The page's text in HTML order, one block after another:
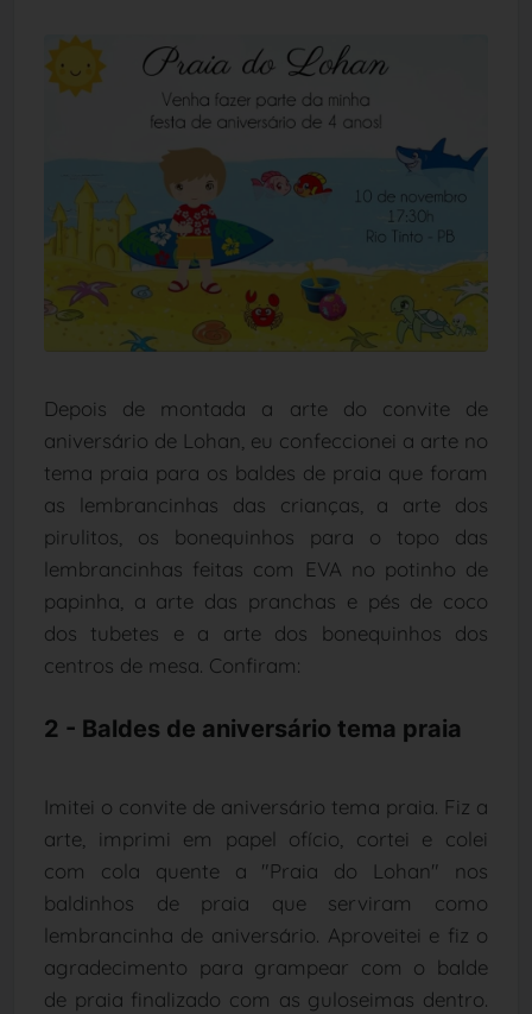
Depois de montada a arte do convite de
aniversário de Lohan, eu confeccionei a arte no
tema praia para os baldes de praia que foram
as lembrancinhas das crianças, a arte dos
pirulitos, os bonequinhos para o topo das
lembrancinhas feitas com EVA no potinho de
papinha, a arte das pranchas e pés de coco
dos tubetes e a arte dos bonequinhos dos
centros de mesa. Confiram:
2 - Baldes de aniversário tema praia
Imitei o convite de aniversário tema praia. Fiz a
arte, imprimi em papel ofício, cortei e colei
com cola quente a "Praia do Lohan" nos
baldinhos de praia que serviram como
lembrancinha de aniversário. Aproveitei e fiz o
agradecimento para grampear com o balde
de praia finalizado com as guloseimas dentro.